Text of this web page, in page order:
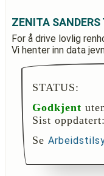
ZENITA SANDERS
For å drive lovlig
Vi henter inn data
STATUS:
Godkjent
Sist oppdatert:
Se